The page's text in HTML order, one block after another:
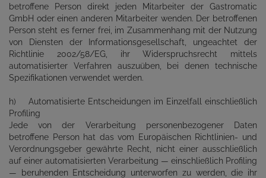
betroffene Person direkt jeden Mitarbeiter der Gastromatic
GmbH oder einen anderen Mitarbeiter wenden. Der betroffenen
Person steht es ferner frei, im Zusammenhang mit der Nutzung
von Diensten der Informationsgesellschaft, ungeachtet der
Richtlinie 2002/58/EG, ihr Widerspruchsrecht mittels
automatisierter Verfahren auszuüben, bei denen technische
Spezifikationen verwendet werden.
h) Automatisierte Entscheidungen im Einzelfall einschließlich
Profiling
Jede von der Verarbeitung personenbezogener Daten
betroffene Person hat das vom Europäischen Richtlinien- und
Verordnungsgeber gewährte Recht, nicht einer ausschließlich
auf einer automatisierten Verarbeitung — einschließlich Profiling
— beruhenden Entscheidung unterworfen zu werden, die ihr